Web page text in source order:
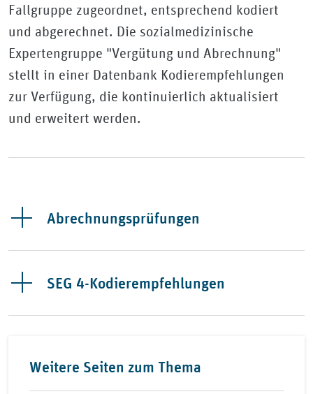
Fallgruppe zugeordnet, entsprechend kodiert
und abgerechnet. Die sozialmedizinische
Expertengruppe "Vergütung und Abrechnung"
stellt in einer Datenbank Kodierempfehlungen
zur Verfügung, die kontinuierlich aktualisiert
und erweitert werden.
Abrechnungsprüfungen
SEG 4-Kodierempfehlungen
Weitere Seiten zum Thema